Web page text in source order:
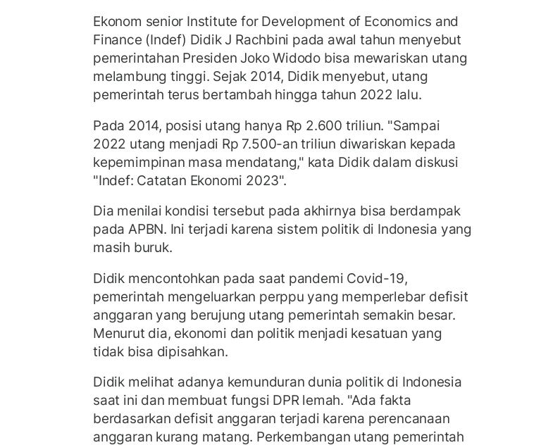
Ekonom senior Institute for Development of Economics and
Finance (Indef) Didik J Rachbini pada awal tahun menyebut
pemerintahan Presiden Joko Widodo bisa mewariskan utang
melambung tinggi. Sejak 2014, Didik menyebut, utang
pemerintah terus bertambah hingga tahun 2022 lalu.
Pada 2014, posisi utang hanya Rp 2.600 triliun. "Sampai
2022 utang menjadi Rp 7.500-an triliun diwariskan kepada
kepemimpinan masa mendatang," kata Didik dalam diskusi
"Indef: Catatan Ekonomi 2023".
Dia menilai kondisi tersebut pada akhirnya bisa berdampak
pada APBN. Ini terjadi karena sistem politik di Indonesia yang
masih buruk.
Didik mencontohkan pada saat pandemi Covid-19,
pemerintah mengeluarkan perppu yang memperlebar defisit
anggaran yang berujung utang pemerintah semakin besar.
Menurut dia, ekonomi dan politik menjadi kesatuan yang
tidak bisa dipisahkan.
Didik melihat adanya kemunduran dunia politik di Indonesia
saat ini dan membuat fungsi DPR lemah. "Ada fakta
berdasarkan defisit anggaran terjadi karena perencanaan
anggaran kurang matang. Perkembangan utang pemerintah